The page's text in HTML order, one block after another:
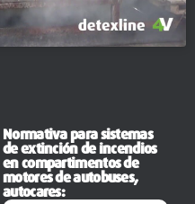
de extinción de incendios
en compartimentos de
motores de autobuses,
autocares:
Este documento incluye un